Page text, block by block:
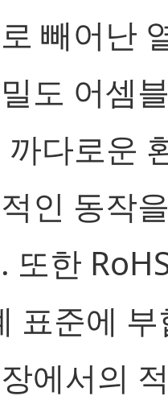
빼어난
도 어셈
다로운
인 동작
또한
표준에
에서의